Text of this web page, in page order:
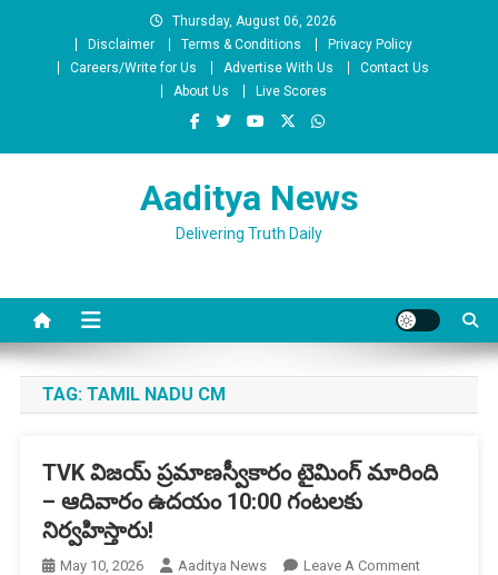
Thursday, August 06, 2026
Disclaimer
Terms & Conditions
Privacy Policy
Careers/Write for Us
Advertise With Us
Contact Us
About Us
Live Scores
Aaditya News
Delivering Truth Daily
TAG: TAMIL NADU CM
TVK విజయ్ ప్రమాణస్వీకారం టైమింగ్ మారింది
– ఆదివారం ఉదయం 10:00 గంటలకు
నిర్వహిస్తారు!
May 10, 2026 Aaditya News Leave A CommentOn